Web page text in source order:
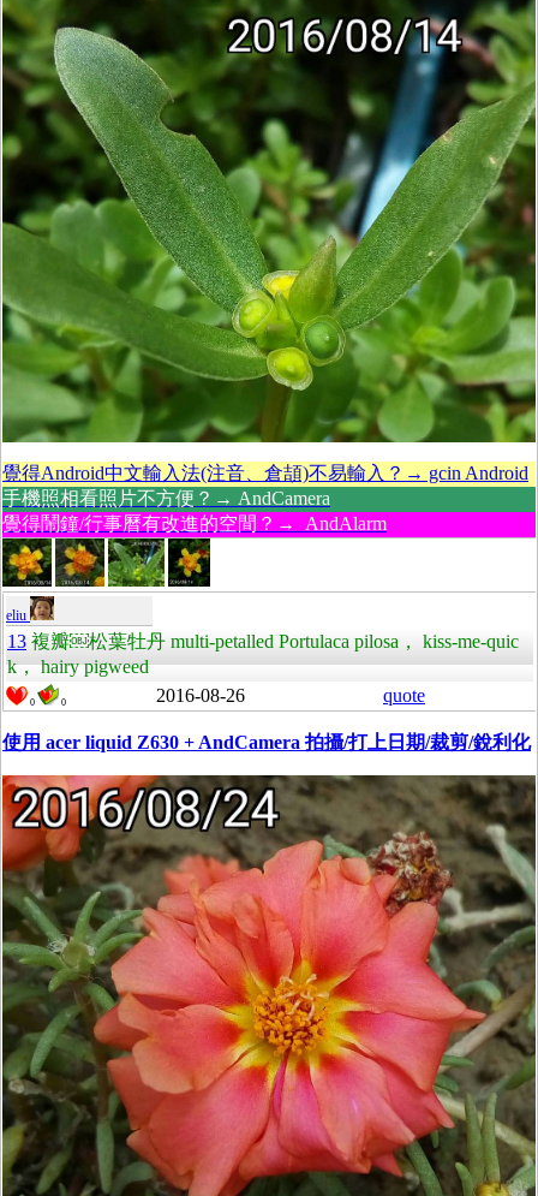
覺得Android中文輸入法(注音、倉頡)不易輸入？→ gcin Android
手機照相看照片不方便？→ AndCamera
覺得鬧鐘/行事曆有改進的空間？→ AndAlarm
eliu
13 複瓣￼松葉牡丹 multi-petalled Portulaca pilosa， kiss-me-quic
k， hairy pigweed
0 0 2016-08-26 quote
使用 acer liquid Z630 + AndCamera 拍攝/打上日期/裁剪/銳利化